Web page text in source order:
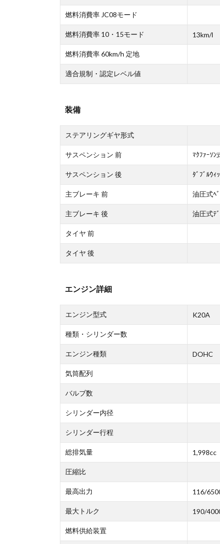
燃料消費率 JC08モード
燃料消費率 10・15モード 13km/l
燃料消費率 60km/h 定地
適合規制・認定レベル値
装備
ステアリングギヤ形式
サスペンション 前 ﾏｸﾌｧｰｿﾝ
サスペンション 後 ﾀﾞﾌﾞﾙｳｨ
主ブレーキ 前 油圧式ﾍ
主ブレーキ 後 油圧式ﾃ
タイヤ 前
タイヤ 後
エンジン詳細
エンジン型式 K20A
種類・シリンダー数
エンジン種類 DOHC
気筒配列
バルブ数
シリンダー内径
シリンダー行程
総排気量 1,998cc
圧縮比
最高出力 116/
最大トルク 190/
燃料供給装置